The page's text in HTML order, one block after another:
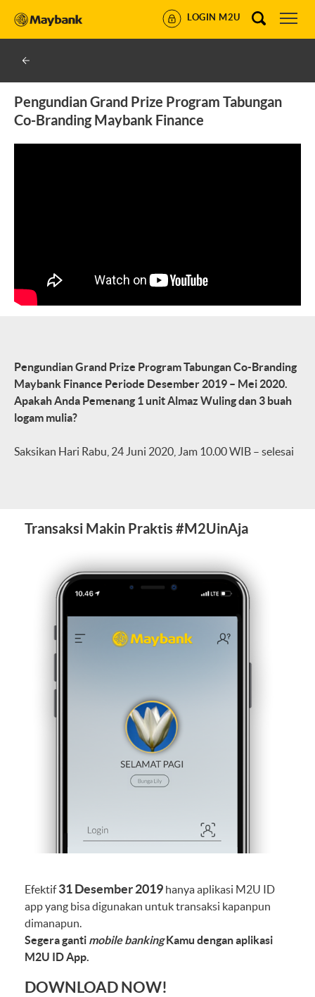
LOGIN M2U
Pengundian Grand Prize Program Tabungan
Co-Branding Maybank Finance
Pengundian Grand Prize Program Tabungan Co-Branding
Maybank Finance Periode Desember 2019 – Mei 2020.
Apakah Anda Pemenang 1 unit Almaz Wuling dan 3 buah
logam mulia?
Saksikan Hari Rabu, 24 Juni 2020, Jam 10.00 WIB – selesai
Transaksi Makin Praktis #M2UinAja
Efektif31 Desember 2019 hanya aplikasi M2U ID
app yang bisa digunakan untuk transaksi kapanpun
dimanapun.
Segera ganti mobile banking Kamu dengan aplikasi
M2U ID App.
DOWNLOAD NOW!